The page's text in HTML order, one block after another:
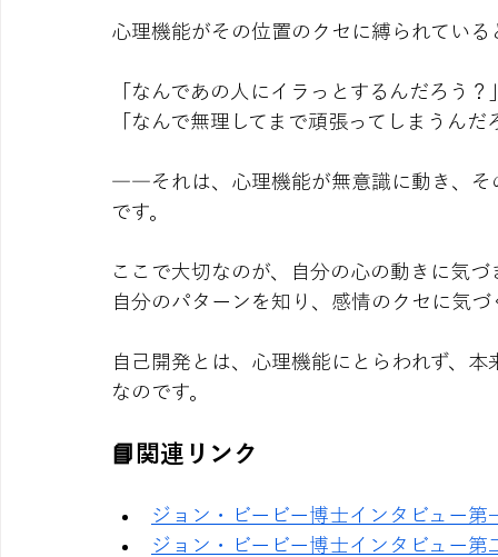
心理機能がその位置のクセに縛られてい
「なんであの人にイラっとするんだろう？
「なんで無理してまで頑張ってしまうんだ
――それは、心理機能が無意識に動き、そ
です。
ここで大切なのが、自分の心の動きに気
自分のパターンを知り、感情のクセに気づ
自己開発とは、心理機能にとらわれず、
なのです。
📘関連リンク
ジョン・ビービー博士インタビュー第
ジョン・ビービー博士インタビュー第